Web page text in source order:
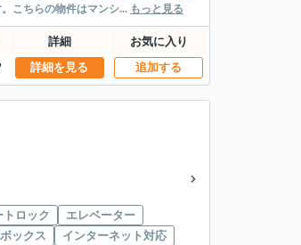
こちらの物件はマンシ... もっと見る
詳細
お気に入り
詳細を見る 追加する
トロック
エレベーター
ックス インターネット対応